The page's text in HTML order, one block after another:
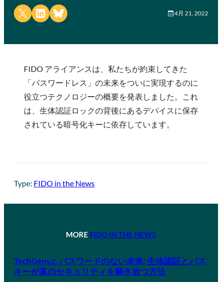
Share on X Share on LinkedIn
Share on Bluesky 4月 21, 2022
FIDO アライアンスは、私たちが約束してきた
「パスワードレス」の未来をついに実現するのに
役立つテクノロジーの概要を発表しました。これ
は、生体認証ロックの背後にあるデバイスに保存
されている暗号化キーに依存しています。
Type: FIDO in the News
MORE FIDO IN THE NEWS
TechGenyz: パスワードのない未来: 生体認証とパス
キーが真のセキュリティを解き放つ方法